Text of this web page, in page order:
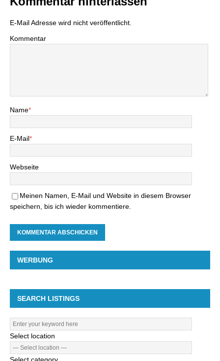
E-Mail Adresse wird nicht veröffentlicht.
Kommentar
Name*
E-Mail*
Webseite
Meinen Namen, E-Mail und Website in diesem Browser
speichern, bis ich wieder kommentiere.
WERBUNG
SEARCH LISTINGS
Select location